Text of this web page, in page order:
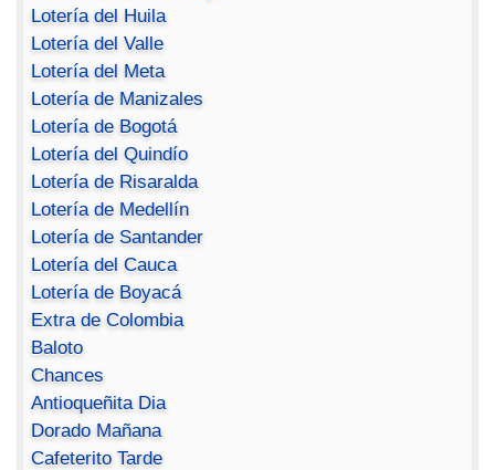
Lotería del Huila
Lotería del Valle
Lotería del Meta
Lotería de Manizales
Lotería de Bogotá
Lotería del Quindío
Lotería de Risaralda
Lotería de Medellín
Lotería de Santander
Lotería del Cauca
Lotería de Boyacá
Extra de Colombia
Baloto
Chances
Antioqueñita Dia
Dorado Mañana
Cafeterito Tarde